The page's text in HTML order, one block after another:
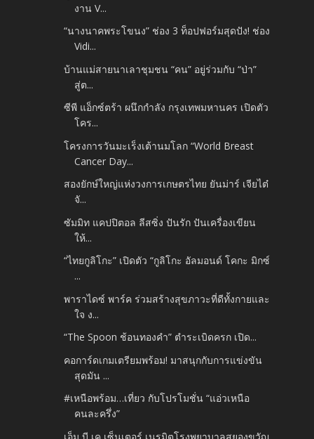
งาน V...
“นางนาคพระโขนง” ช่อง 3 ท็อปฟอร์มสุดปัง! ช่อง
Vidi...
บ้านแม่สายนาเลาชุมชน “คน” อยู่ร่วมกับ “ป่า”
สู่ต...
ซีพี แอ็กซ์ตร้า ผนึกกำลัง กรุงเทพมหานคร เปิดตัว
โคร...
โครงการวันมะเร็งเต้านมโลก “World Breast
Cancer Day...
สองยักษ์ใหญ่แห่งวงการเกษตรไทย ยันม่าร์ เจียไต๋
จั...
ซัมมิท แคปปิตอล ลีสซิ่ง ปันรัก ปันเครื่องเขียน
ให้...
“ไทยกูลิโกะ” เปิดตัว “กูลิโกะ อัลมอนด์ โคกะ มิกซ์
...
พาราไดซ์ พาร์ค ร่วมสร้างสุขภาวะที่ดีทั้งกายและ
ใจ ง...
“The Spoon ช้อนทองคำ” ตำระเบิดครก เปิด...
คอการ์ดเกมเตรียมพร้อม! มาสนุกกับการแข่งขัน
สุดมัน ...
#เหนือพร้อม…เที่ยว กับโปรโมชั่น “แอ่วเหนือ
คนละครึ่ง”